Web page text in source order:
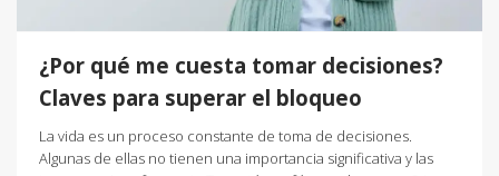
¿Por qué me cuesta tomar decisiones?
Claves para superar el bloqueo
La vida es un proceso constante de toma de decisiones.
Algunas de ellas no tienen una importancia significativa y las